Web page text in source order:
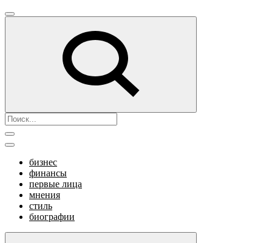
бизнес
финансы
первые лица
мнения
стиль
биографии